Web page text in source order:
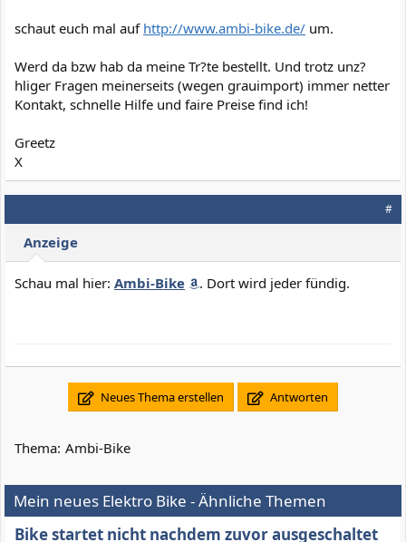
schaut euch mal auf http://www.ambi-bike.de/ um.
Werd da bzw hab da meine Tr?te bestellt. Und trotz unz?
hliger Fragen meinerseits (wegen grauimport) immer netter
Kontakt, schnelle Hilfe und faire Preise find ich!
Greetz
X
#
Anzeige
Schau mal hier: Ambi-Bike . Dort wird jeder fündig.
Neues Thema erstellen Antworten
Thema: Ambi-Bike
Mein neues Elektro Bike - Ähnliche Themen
Bike startet nicht nachdem zuvor ausgeschaltet